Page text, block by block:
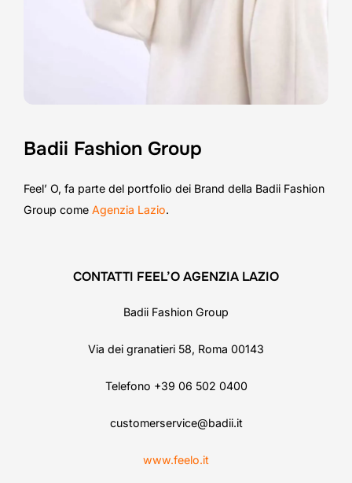
Badii Fashion Group
Feel’ O, fa parte del portfolio dei Brand della Badii Fashion
Group come Agenzia Lazio.
CONTATTI FEEL’O AGENZIA LAZIO
Badii Fashion Group
Via dei granatieri 58, Roma 00143
Telefono +39 06 502 0400
customerservice@badii.it
www.feelo.it